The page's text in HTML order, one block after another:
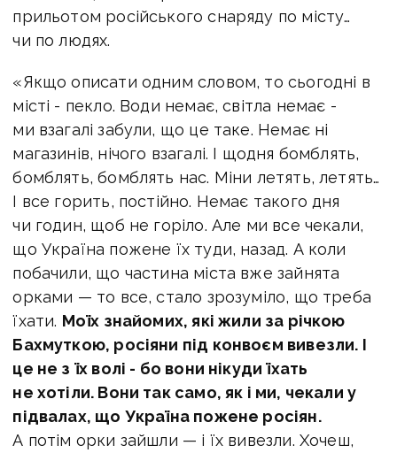
прильотом російського снаряду по місту…
чи по людях.
«Якщо описати одним словом, то сьогодні в
місті - пекло. Води немає, світла немає -
ми взагалі забули, що це таке. Немає ні
магазинів, нічого взагалі. І щодня бомблять,
бомблять, бомблять нас. Міни летять, летять…
І все горить, постійно. Немає такого дня
чи годин, щоб не горіло. Але ми все чекали,
що Україна пожене їх туди, назад. А коли
побачили, що частина міста вже зайнята
орками — то все, стало зрозуміло, що треба
їхати. Моїх знайомих, які жили за річкою
Бахмуткою, росіяни під конвоєм вивезли. І
це не з їх волі - бо вони нікуди їхать
не хотіли. Вони так само, як і ми, чекали у
підвалах, що Україна пожене росіян.
А потім орки зайшли — і їх вивезли. Хочеш,